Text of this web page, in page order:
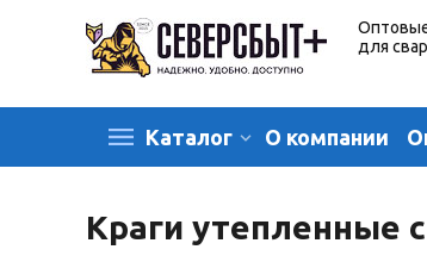
для
Каталог О компании
Краги утепленные